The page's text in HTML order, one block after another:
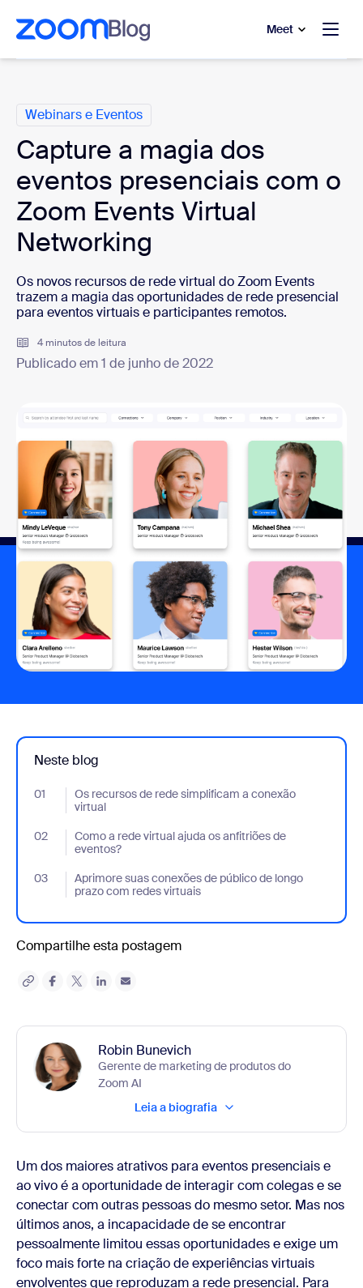
principal
chat de ajuda
Meet
Webinars e Eventos
Capture a magia dos
eventos presenciais com o
Zoom Events Virtual
Networking
Os novos recursos de rede virtual do Zoom Events
trazem a magia das oportunidades de rede presencial
para eventos virtuais e participantes remotos.
4 minutos de leitura
Publicado em 1 de junho de 2022
Neste blog
01
Os recursos de rede simplificam a conexão
virtual
- Jumplink to Os recursos de rede simplificam a conexão virtual
02
Como a rede virtual ajuda os anfitriões de
eventos?
- Jumplink to Como a rede virtual ajuda os anfitriões de
03
Aprimore suas conexões de público de longo
prazo com redes virtuais
- Jumplink to Aprimore suas conexões de público de longo
Compartilhe esta postagem
Robin Bunevich
Gerente de marketing de produtos do
Zoom AI
Leia a biografia
Um dos maiores atrativos para eventos presenciais e
ao vivo é a oportunidade de interagir com colegas e se
conectar com outras pessoas do mesmo setor. Mas nos
últimos anos, a incapacidade de se encontrar
pessoalmente limitou essas oportunidades e exige um
foco mais forte na criação de experiências virtuais
envolventes que reproduzam a rede presencial. Para